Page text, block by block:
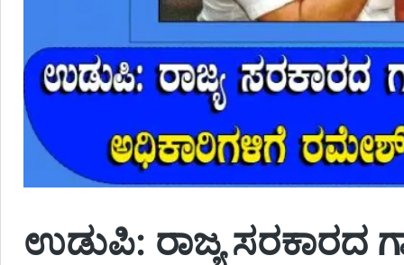
ಉಡುಪಿ: ರಾಜ್ಯ ಸರಕಾರದ